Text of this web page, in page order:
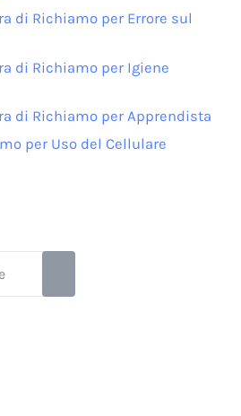
di Richiamo per Errore sul
di Richiamo per Igiene
di Richiamo per Apprendista
per Uso del Cellulare